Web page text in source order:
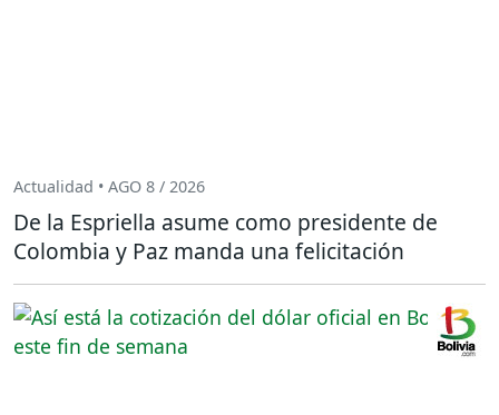
Actualidad • AGO 8 / 2026
De la Espriella asume como presidente de
Colombia y Paz manda una felicitación